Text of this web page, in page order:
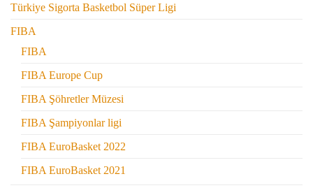
Türkiye Sigorta Basketbol Süper Ligi
FIBA
FIBA
FIBA Europe Cup
FIBA Şöhretler Müzesi
FIBA Şampiyonlar ligi
FIBA EuroBasket 2022
FIBA EuroBasket 2021